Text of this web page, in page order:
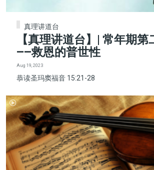
真理讲道台
【真理讲道台】| 常年期第
——救恩的普世性
Aug 19, 2023
恭读圣玛窦福音 15:21-28